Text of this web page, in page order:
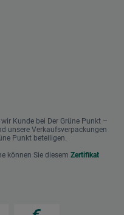
Kunde bei Der Grüne Punkt –
unsere Verkaufsverpackungen
Punkt beteiligen.
können Sie diesem Zertifikat